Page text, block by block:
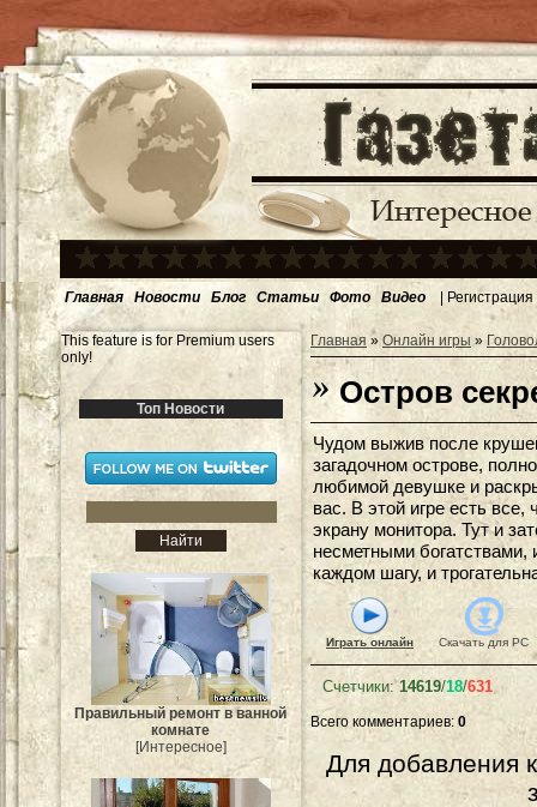
Главная Новости Блог Статьи Фото Видео | Регистрация
This feature is for Premium users
only!
Топ Новости
Правильный ремонт в ванной
комнате
[Интересное]
Главная » Онлайн игры »
Остров
Чудом выжив после
загадочном острове,
любимой девушке и
вас. В этой игре есть все,
экрану монитора. Тут и
несметными богатствами,
каждом шагу, и
Играть онлайн Скачать для PC
Счетчики:14619/18/631
Всего комментариев: 0
Для добавления